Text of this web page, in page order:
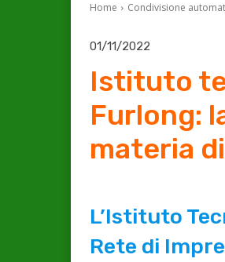
Home Condivisione
01/11/2022
Istituto
Furlong:
materia
L’Istituto
Rete di